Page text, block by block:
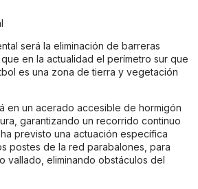
será la eliminación de barreras
en la actualidad el perímetro sur que
es una zona de tierra y vegetación
en un acerado accesible de hormigón
garantizando un recorrido continuo
previsto una actuación específica
postes de la red parabalones, para
vallado, eliminando obstáculos del